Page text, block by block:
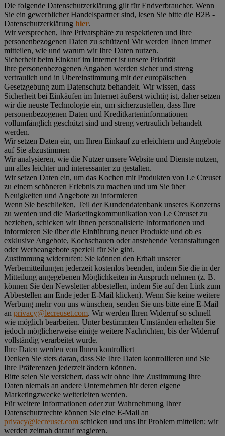
Die folgende Datenschutzerklärung gilt für Endverbraucher. Wenn
Sie ein gewerblicher Handelspartner sind, lesen Sie bitte die B2B -
Datenschutzerklärung hier.
Wir versprechen, Ihre Privatsphäre zu respektieren und Ihre
personenbezogenen Daten zu schützen! Wir werden Ihnen immer
mitteilen, wie und warum wir Ihre Daten nutzen.
Sicherheit beim Einkauf im Internet ist unsere Priorität
Ihre personenbezogenen Angaben werden sicher und streng
vertraulich und in Übereinstimmung mit der europäischen
Gesetzgebung zum Datenschutz behandelt. Wir wissen, dass
Sicherheit bei Einkäufen im Internet äußerst wichtig ist, daher setzen
wir die neuste Technologie ein, um sicherzustellen, dass Ihre
personenbezogenen Daten und Kreditkarteninformationen
vollumfänglich geschützt sind und streng vertraulich behandelt
werden.
Wir setzen Daten ein, um Ihren Einkauf zu erleichtern und Angebote
auf Sie abzustimmen
Wir analysieren, wie die Nutzer unsere Website und Dienste nutzen,
um alles leichter und interessanter zu gestalten.
Wir setzen Daten ein, um das Kochen mit Produkten von Le Creuset
zu einem schöneren Erlebnis zu machen und um Sie über
Neuigkeiten und Angebote zu informieren
Wenn Sie beschließen, Teil der Kundendatenbank unseres Konzerns
zu werden und die Marketingkommunikation von Le Creuset zu
beziehen, schicken wir Ihnen personalisierte Informationen und
informieren Sie über die Einführung neuer Produkte und ob es
exklusive Angebote, Kochschauen oder anstehende Veranstaltungen
oder Werbeangebote speziell für Sie gibt.
Zustimmung widerrufen: Sie können den Erhalt unserer
Werbemitteilungen jederzeit kostenlos beenden, indem Sie die in der
Mitteilung angegebenen Möglichkeiten in Anspruch nehmen (z. B.
können Sie den Newsletter abbestellen, indem Sie auf den Link zum
Abbestellen am Ende jeder E-Mail klicken). Wenn Sie keine weitere
Werbung mehr von uns wünschen, senden Sie uns bitte eine E-Mail
an privacy@lecreuset.com. Wir werden Ihren Widerruf so schnell
wie möglich bearbeiten. Unter bestimmten Umständen erhalten Sie
jedoch möglicherweise einige weitere Nachrichten, bis der Widerruf
vollständig verarbeitet wurde.
Ihre Daten werden von Ihnen kontrolliert
Denken Sie stets daran, dass Sie Ihre Daten kontrollieren und Sie
Ihre Präferenzen jederzeit ändern können.
Bitte seien Sie versichert, dass wir ohne Ihre Zustimmung Ihre
Daten niemals an andere Unternehmen für deren eigene
Marketingzwecke weiterleiten werden.
Für weitere Informationen oder zur Wahrnehmung Ihrer
Datenschutzrechte können Sie eine E-Mail an
privacy@lecreuset.com schicken und uns Ihr Problem mitteilen; wir
werden zeitnah darauf reagieren.